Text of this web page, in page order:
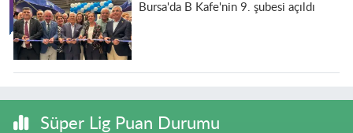
Bursa'da B Kafe'nin 9. şubesi açıldı
Süper Lig Puan Durumu